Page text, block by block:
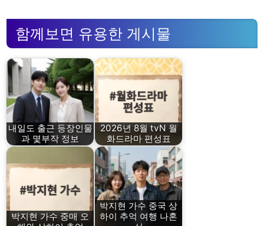
함께보면 유용한 게시물
내일도 출근 등장인물
과 몇부작 정보
2026년 8월 tvN 월
화드라마 편성표
박지현 가수 중매 오
박지현 가수 중국 상
하이 추억 여행 나혼